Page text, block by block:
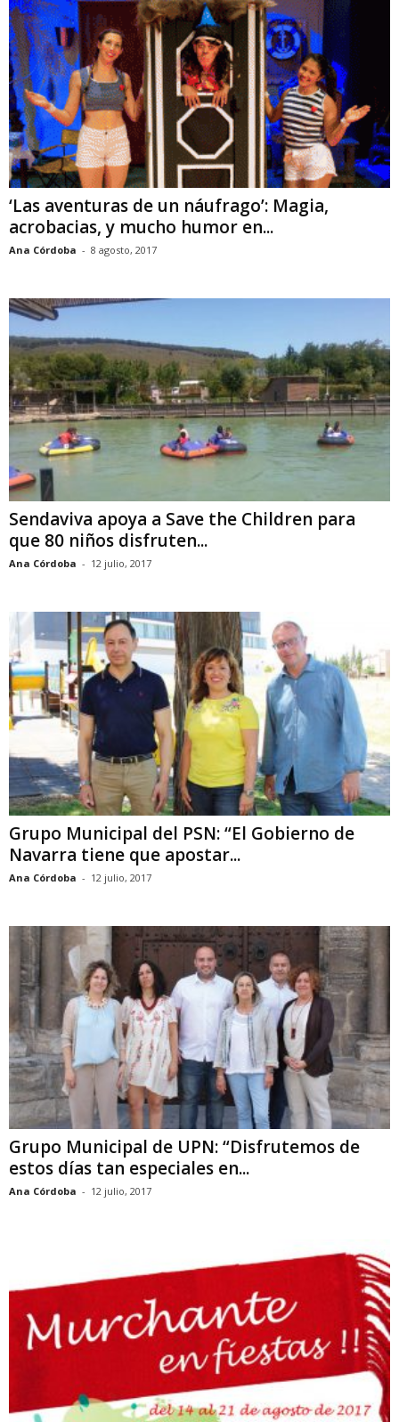
‘Las aventuras de un náufrago’: Magia,
acrobacias, y mucho humor en...
Ana Córdoba - 8 agosto, 2017
Sendaviva apoya a Save the Children para
que 80 niños disfruten...
Ana Córdoba - 12 julio, 2017
Grupo Municipal del PSN: “El Gobierno de
Navarra tiene que apostar...
Ana Córdoba - 12 julio, 2017
Grupo Municipal de UPN: “Disfrutemos de
estos días tan especiales en...
Ana Córdoba - 12 julio, 2017